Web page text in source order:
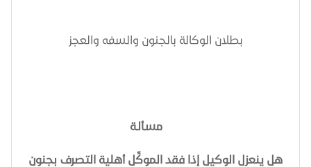
بطلان الوكالة بالجنون والسفه والعجز
مسـألـة
هل ينعزل الوكيل إذا فقد الموكِّل أهلية التصرف بجنون